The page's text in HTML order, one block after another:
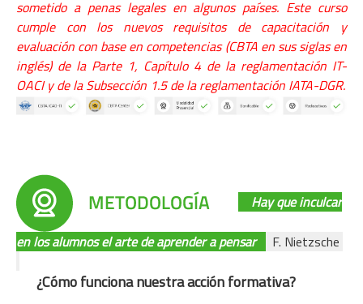
sometido a penas legales en algunos países. Este curso
cumple con los nuevos requisitos de capacitación y
evaluación con base en competencias (CBTA en sus siglas en
inglés) de la Parte 1, Capítulo 4 de la reglamentación IT-
OACI y de la Subsección 1.5 de la reglamentación IATA-DGR.
Hay que inculcar
en los alumnos el arte de aprender a pensar F. Nietzsche
¿Cómo funciona nuestra acción formativa?